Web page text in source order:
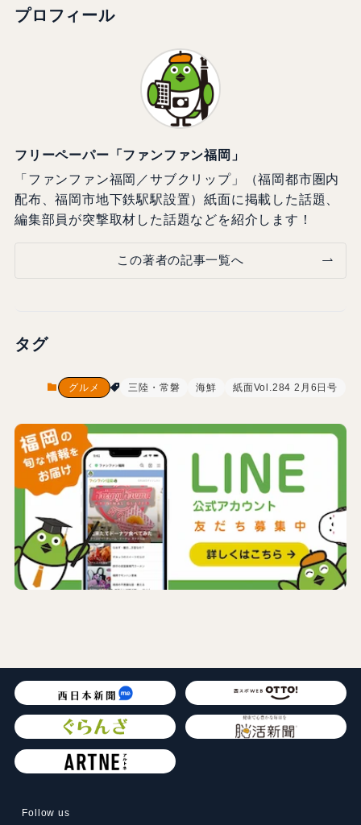
プロフィール
フリーペーパー「ファンファン福岡」
「ファンファン福岡／サブクリップ」（福岡都市圏内
配布、福岡市地下鉄駅駅設置）紙面に掲載した話題、
編集部員が突撃取材した話題などを紹介します！
この著者の記事一覧へ
タグ
グルメ 三陸・常磐 海鮮 紙面Vol.284 2月6日号
Follow us